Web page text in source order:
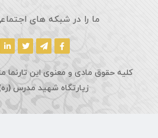
شبکه های اجتماعی دنبال کنید
معنوی این تارنما متعلق به مجتمع فرهنگی
شهید مدرس (ره) می باشد.